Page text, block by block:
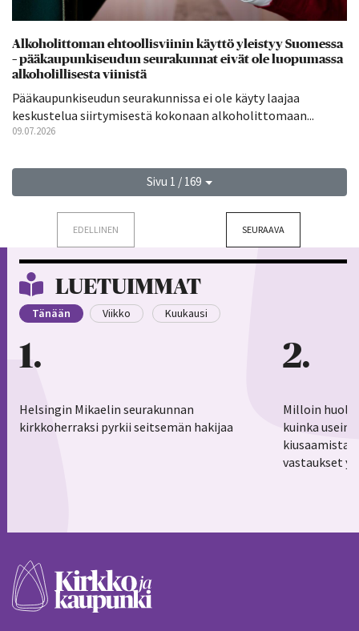
Alkoholittoman ehtoollisviinin käyttö yleistyy Suomessa
– pääkaupunkiseudun seurakunnat eivät ole luopumassa
alkoholillisesta viinistä
Pääkaupunkiseudun seurakunnissa ei ole käyty laajaa
keskustelua siirtymisestä kokonaan alkoholittomaan...
09.07.2026
Sivu 1 / 169
EDELLINEN SEURAAVA
LUETUIMMAT
Tänään Viikko Kuukausi
1
Helsingin Mikaelin seurakunnan
kirkkoherraksi pyrkii seitsemän hakijaa
2
Milloin
kuinka usein
vastaukset